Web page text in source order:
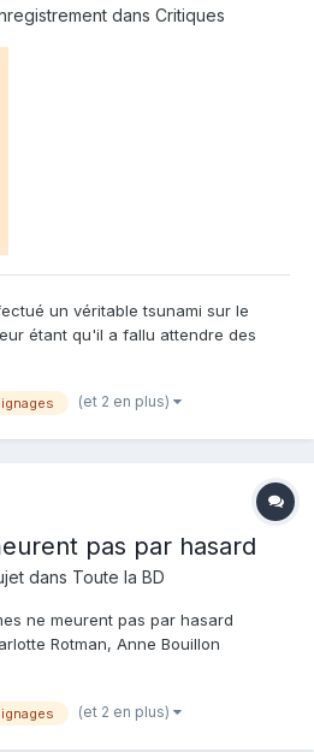
dans Critiques
un véritable tsunami sur le
étant qu'il a fallu attendre des
de celles qui ont commencé
femmes, bien avant l'arri...
(et 2 en plus)
pas par hasard
dans Toute la BD
ne meurent pas par hasard
Rotman, Anne Bouillon
: Résumé de l'album : Je ne
viol... (et 2 en plus)